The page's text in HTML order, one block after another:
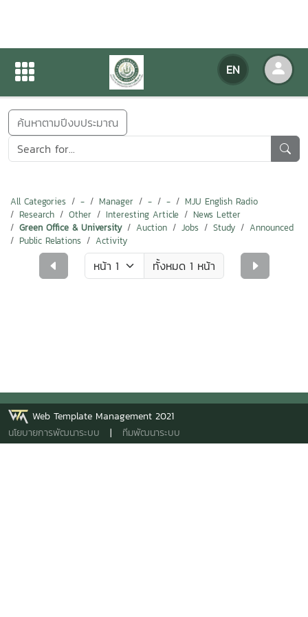
EN
NEWS
ค้นหาตามปีงบประมาณ
All Categories - Manager - -
MJU English Radio
Research
Other Interesting Article
News Letter
Green Office & University
Auction Jobs Study
Announced
Public Relations
Activity
ทั้งหมด 1 หน้า
Web Template Management 2021
นโยบายการพัฒนาระบบ | ทีมพัฒนาระบบ